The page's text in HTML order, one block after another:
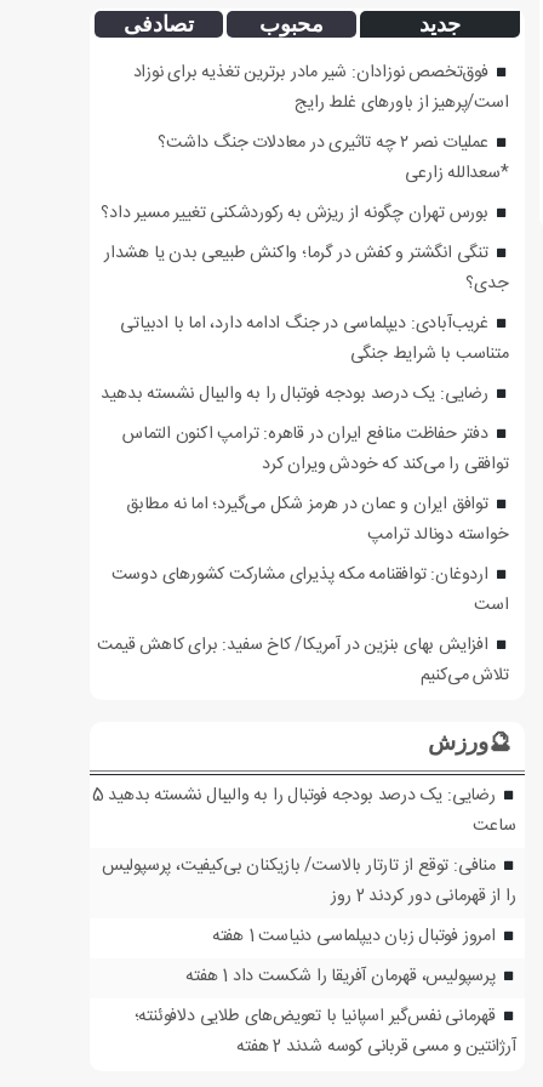
جدید محبوب تصادفی
فوق‌تخصص نوزادان: شیر مادر برترین تغذیه برای نوزاد
است/پرهیز از باورهای غلط رایج
عملیات نصر ۲ چه تاثیری در معادلات جنگ داشت؟
*سعدالله زارعی
بورس تهران چگونه از ریزش به رکوردشکنی تغییر مسیر داد؟
تنگی انگشتر و کفش در گرما؛ واکنش طبیعی بدن یا هشدار
جدی؟
غریب‌آبادی: دیپلماسی در جنگ ادامه دارد، اما با ادبیاتی
متناسب با شرایط جنگی
رضایی: یک درصد بودجه فوتبال را به والیبال نشسته بدهید
دفتر حفاظت منافع ایران در قاهره: ترامپ اکنون التماس
توافقی را می‌کند که خودش ویران کرد
توافق ایران و عمان در هرمز شکل می‌گیرد؛ اما نه مطابق
خواسته دونالد ترامپ
اردوغان: توافقنامه مکه پذیرای مشارکت کشورهای دوست
است
افزایش بهای بنزین در آمریکا/ کاخ سفید: برای کاهش قیمت
تلاش می‌کنیم
🔮ورزش
رضایی: یک درصد بودجه فوتبال را به والیبال نشسته بدهید 5
ساعت
منافی: توقع از تارتار بالاست/ بازیکنان بی‌کیفیت، پرسپولیس
را از قهرمانی دور کردند 2 روز
امروز فوتبال زبان دیپلماسی دنیاست1 هفته
پرسپولیس، قهرمان آفریقا را شکست داد 1 هفته
قهرمانی نفس‌گیر اسپانیا با تعویض‌های طلایی دلافوئنته؛
آرژانتین و مسی قربانی کوسه شدند 2 هفته